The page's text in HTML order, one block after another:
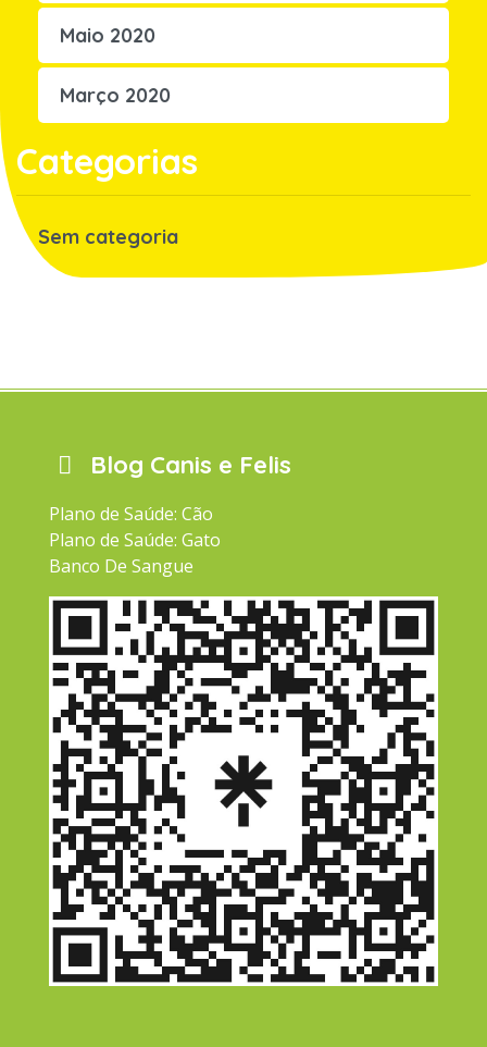
Maio 2020
Março 2020
Categorias
Sem categoria
Blog Canis e Felis
Plano de Saúde: Cão
Plano de Saúde: Gato
Banco De Sangue